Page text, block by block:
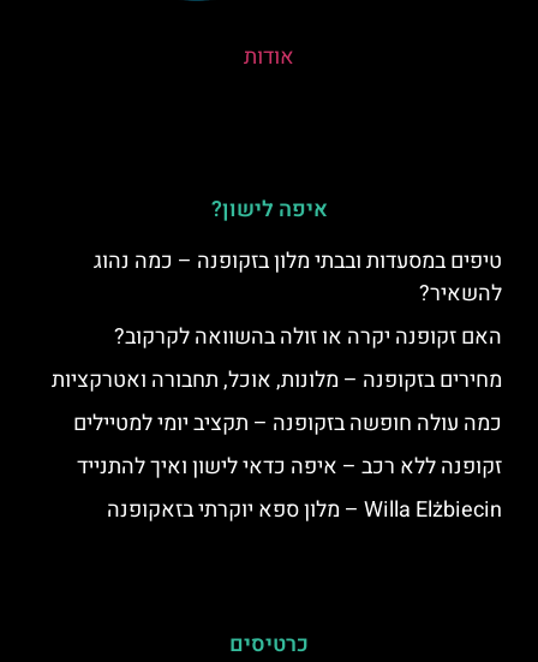
אודות
איפה לישון?
טיפים במסעדות ובבתי מלון בזקופנה – כמה נהוג
להשאיר?
האם זקופנה יקרה או זולה בהשוואה לקרקוב?
מחירים בזקופנה – מלונות, אוכל, תחבורה ואטרקציות
כמה עולה חופשה בזקופנה – תקציב יומי למטיילים
זקופנה ללא רכב – איפה כדאי לישון ואיך להתנייד
Willa Elżbiecin – מלון ספא יוקרתי בזאקופנה
כרטיסים